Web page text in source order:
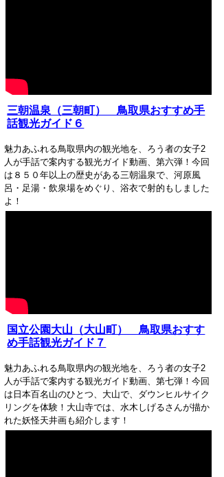
三朝温泉（三朝町） 鳥取県おすすめ手
話観光ガイド６
魅力あふれる鳥取県内の観光地を、ろう者の女子2
人が手話で案内する観光ガイド動画、第六弾！今回
は８５０年以上の歴史がある三朝温泉で、河原風
呂・足湯・飲泉場をめぐり、浴衣で射的もしました
よ！
国立公園大山（大山町） 鳥取県おすす
め手話観光ガイド７
魅力あふれる鳥取県内の観光地を、ろう者の女子2
人が手話で案内する観光ガイド動画、第七弾！今回
は日本百名山のひとつ、大山で、ダウンヒルサイク
リングを体験！大山寺では、水木しげるさんが描か
れた妖怪天井画も紹介します！